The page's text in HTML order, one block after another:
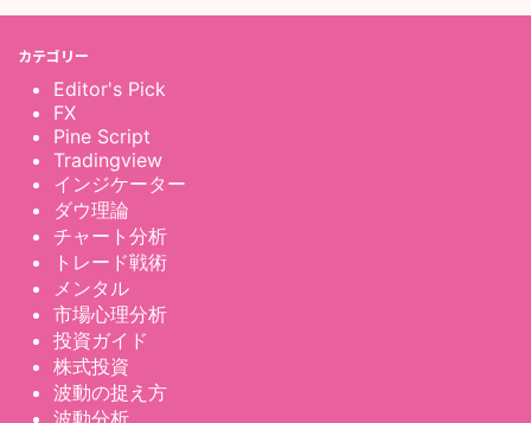
カテゴリー
Editor's Pick
FX
Pine Script
Tradingview
インジケーター
ダウ理論
チャート分析
トレード戦術
メンタル
市場心理分析
投資ガイド
株式投資
波動の捉え方